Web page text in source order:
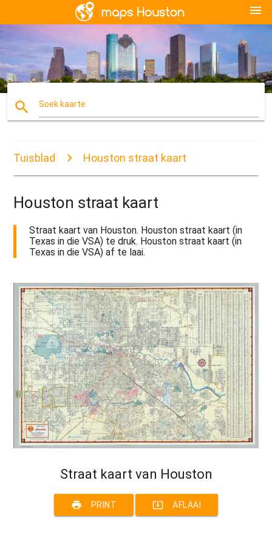
menu
search Soek kaarte
Tuisblad Houston straat kaart
Houston straat kaart
Straat kaart van Houston. Houston straat kaart (in
Texas in die VSA) te druk. Houston straat kaart (in
Texas in die VSA) af te laai.
Straat kaart van Houston
print PRINT system_update_alt AFLAAI